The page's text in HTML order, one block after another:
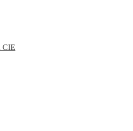
CIE